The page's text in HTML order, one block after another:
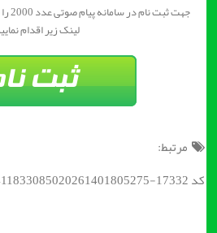
لینک زیر اقدام نمایید.
مرتبط:
کد BSC : 463411833085020261401805275-17332;